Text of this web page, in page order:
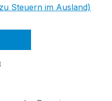
Steuern im Ausland)